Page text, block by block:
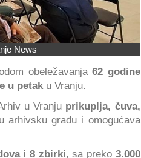
News
obeležavanja62 godine
u petak u Vranju.
u Vranju prikuplja, čuva,
arhivsku građu i omogućava
i 8 zbirki, sa preko 3.000